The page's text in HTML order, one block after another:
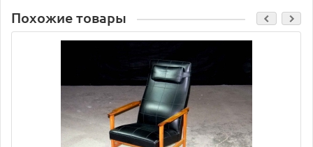
Похожие товары